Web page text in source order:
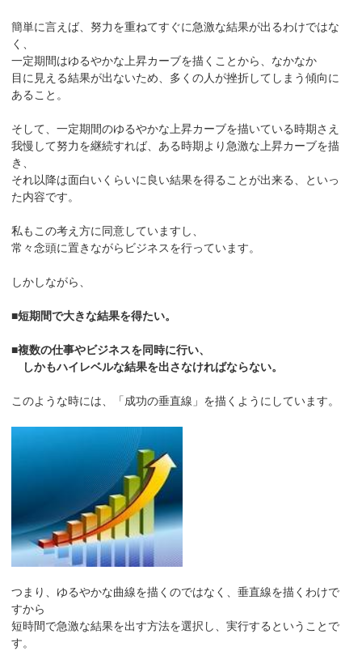
簡単に言えば、努力を重ねてすぐに急激な結果が出るわけではな
く、
一定期間はゆるやかな上昇カーブを描くことから、なかなか
目に見える結果が出ないため、多くの人が挫折してしまう傾向に
あること。
そして、一定期間のゆるやかな上昇カーブを描いている時期さえ
我慢して努力を継続すれば、ある時期より急激な上昇カーブを描
き、
それ以降は面白いくらいに良い結果を得ることが出来る、といっ
た内容です。
私もこの考え方に同意していますし、
常々念頭に置きながらビジネスを行っています。
しかしながら、
■短期間で大きな結果を得たい。
■複数の仕事やビジネスを同時に行い、
しかもハイレベルな結果を出さなければならない。
このような時には、「成功の垂直線」を描くようにしています。
つまり、ゆるやかな曲線を描くのではなく、垂直線を描くわけで
すから
短時間で急激な結果を出す方法を選択し、実行するということで
す。